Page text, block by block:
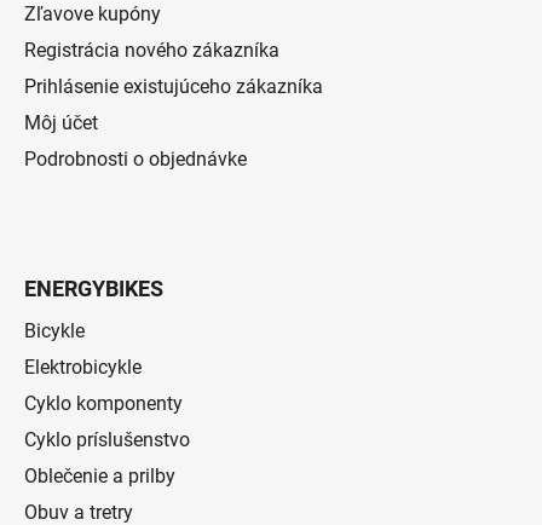
Zľavove kupóny
Registrácia nového zákazníka
Prihlásenie existujúceho zákazníka
Môj účet
Podrobnosti o objednávke
ENERGYBIKES
Bicykle
Elektrobicykle
Cyklo komponenty
Cyklo príslušenstvo
Oblečenie a prilby
Obuv a tretry